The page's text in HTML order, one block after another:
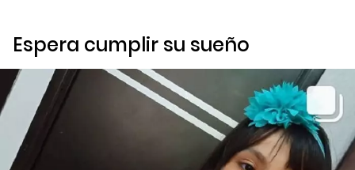
Espera cumplir su sueño